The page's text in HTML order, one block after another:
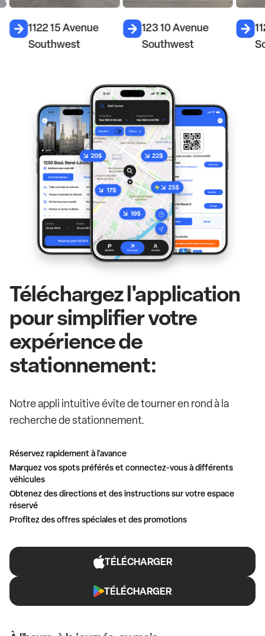
1122 15 Avenue
Southwest
123 10 Avenue
Southwest
Téléchargez l'application
pour simplifier votre
expérience de
stationnement:
Notre appli intuitive évite de tourner en rond à la
recherche de stationnement.
Réservez rapidement à l'avance
Marquez vos spots préférés et connectez-vous à différents
véhicules
Obtenez des directions et des instructions sur votre espace
réservé
Profitez des offres spéciales et des promotions
TÉLÉCHARGER
TÉLÉCHARGER